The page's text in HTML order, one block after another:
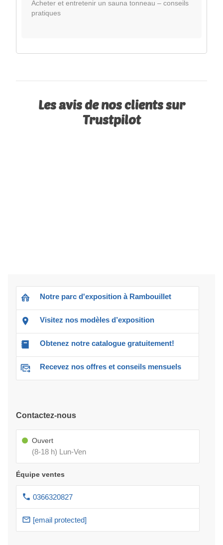
Acheter et entretenir un sauna tonneau – conseils
pratiques
Les avis de nos clients sur
Trustpilot
Notre parc d'exposition à Rambouillet
Visitez nos modèles d’exposition
Obtenez notre catalogue gratuitement!
Recevez nos offres et conseils mensuels
Contactez-nous
Ouvert
(8-18 h) Lun-Ven
Équipe ventes
0366320827
[email protected]